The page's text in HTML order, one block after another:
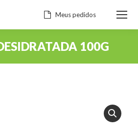
Meus pedidos
100G